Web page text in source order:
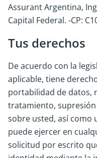
Assurant Argentina,
Capital Federal. -CP:
Tus derechos
De acuerdo con la
aplicable, tiene
portabilidad de datos,
tratamiento,
sobre usted, así como
puede ejercer en
solicitud por escrito